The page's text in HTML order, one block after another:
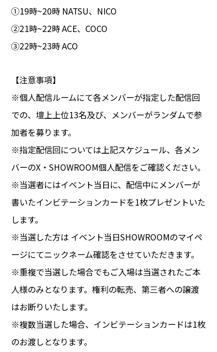
①19時~20時 NATSU、NICO
②21時~22時 ACE、COCO
③22時~23時 ACO
【注意事項】
※個人配信ルームにて各メンバーが指定した配信回
での、壇上上位13名及び、メンバーがランダムで参
加者を募ります。
※指定配信回については上記スケジュール、各メン
バーのX・SHOWROOM個人配信をご確認ください。
※当選者にはイベント当日に、配信中にメンバーが
書いたインビテーションカードを1枚プレゼントいた
します。
※当選した方は イベント当日SHOWROOMのマイペ
ージにてニックネーム確認をさせていただきます。
※重複で当選した場合でもご入場は当選されたご本
人様のみとなります。権利の転売、第三者への譲渡
はお断りいたします。
※複数当選した場合、インビテーションカードは1枚
のお渡しとなります。